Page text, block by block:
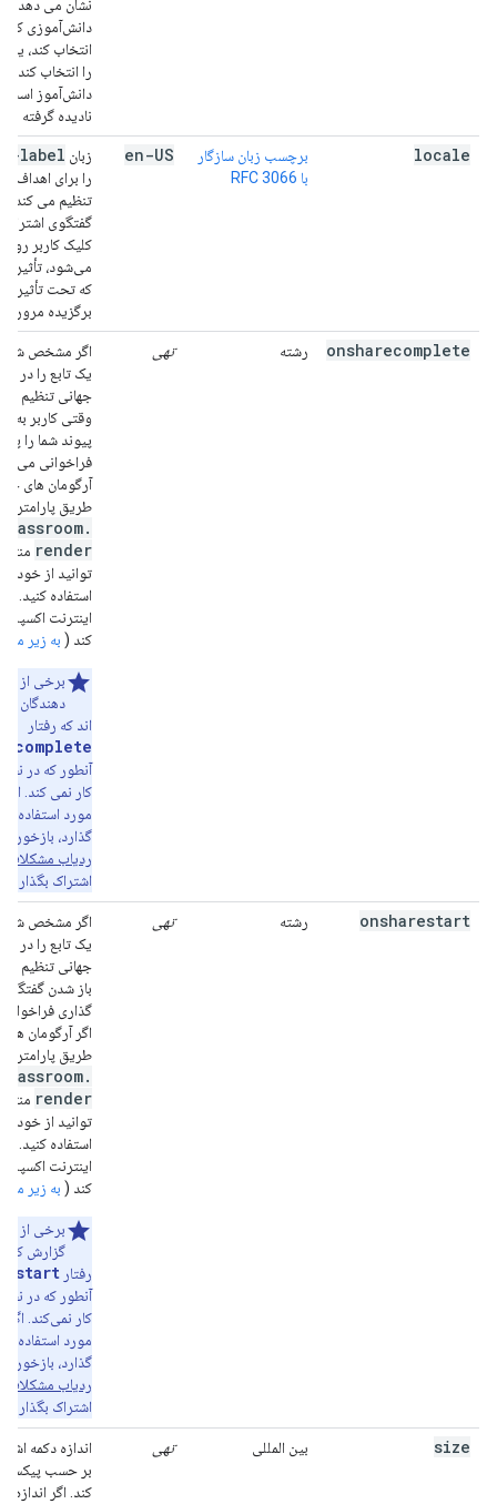
نشان می دهد.
دانش‌آموزی
انتخاب کند، یا
را انتخاب کند
دانش‌آموز است،
نادیده گرفته
locale
برچسب زبان سازگار
با RFC 3066
en-US زبان label
را برای اهداف
تنظیم می کند.
گفتگوی
کلیک کاربر روی
می‌شود، تأثیری
که تحت تأثیر
برگزیده
onsharecomplete رشته تهی
اگر مشخص شده
یک تابع را در
جهانی تنظیم
وقتی کاربر به
پیوند شما را
فراخوانی می
آرگومان های
طریق پارامترها
.
render
توانید از خود
استفاده کنید.
اینترنت
کند ( به زیر
برخی از
دهندگان
اند که رفتار
آنطور که در
کار نمی کند.
مورد استفاده
گذارد، بازخورد
ردیاب مشکلات
اشتراک بگذارید
onsharestart رشته تهی
اگر مشخص شده
یک تابع را در
جهانی تنظیم می
باز شدن
گذاری
اگر آرگومان
طریق پارامترها
.
render
توانید از خود
استفاده کنید.
اینترنت
کند ( به زیر
برخی از
گزارش
رفتار
آنطور که در
کار نمی‌کند. اگر
مورد استفاده
گذارد، بازخورد
ردیاب مشکلات
اشتراک بگذارید
size بین المللی تهی
اندازه دکمه
بر حسب پیکسل
کند. اگر